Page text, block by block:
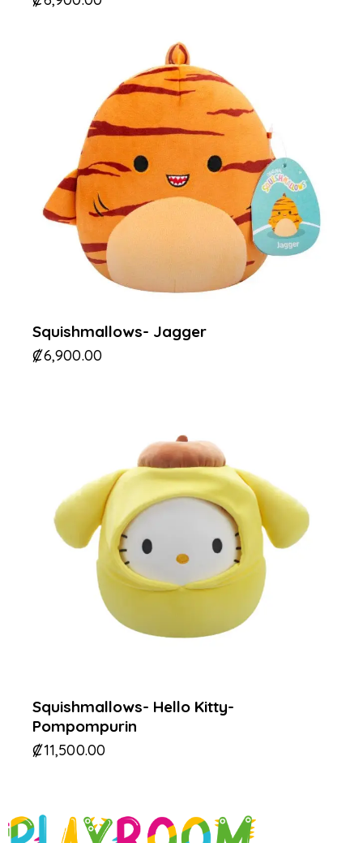
Squishmallows- Jagger
₡6,900.00
Squishmallows- Hello Kitty-
Pompompurin
₡11,500.00